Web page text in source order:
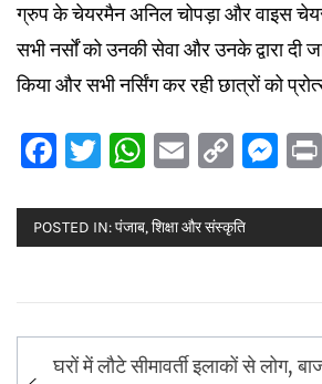
ग्रुप के चेयरमैन अनिल चोपड़ा और वाइस
सभी नर्सों को उनकी सेवा और उनके द्वारा दी
किया और सभी नर्सिंग कर रही छात्रों को
Facebook
Twitter
WhatsApp
Email
Copy
POSTED IN:पंजाब,शिक्षा और संस्कृति
Post
घरों में लौटे सीमावर्ती इलाकों से लोग,